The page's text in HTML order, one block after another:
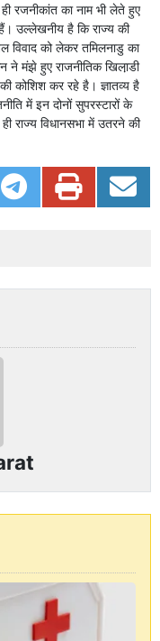
रजनीकांत का नाम भी लेते हुए
हैं। उल्लेखनीय है कि राज्य की
विवाद को लेकर तमिलनाडु का
ने मंझे हुए राजनीतिक खिला़डी
कोशिश कर रहे है। ज्ञातव्य है
में इन दोनों सुपरस्टारों के
राज्य विधानसभा में उतरने की